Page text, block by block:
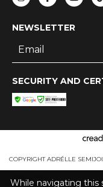
While navigating this
NEWSLETTER
SECURITY AND
COPYRIGHT ADRÉLLE